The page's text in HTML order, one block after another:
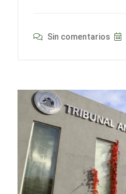
Sin comentarios